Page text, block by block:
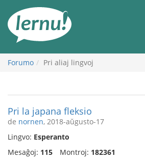
enhavo
Forumo Pri aliaj lingvoj
Pri la japana fleksio
de nornen, 2018-aŭgusto-17
Lingvo: Esperanto
Mesaĝoj: 115 Montroj: 182361